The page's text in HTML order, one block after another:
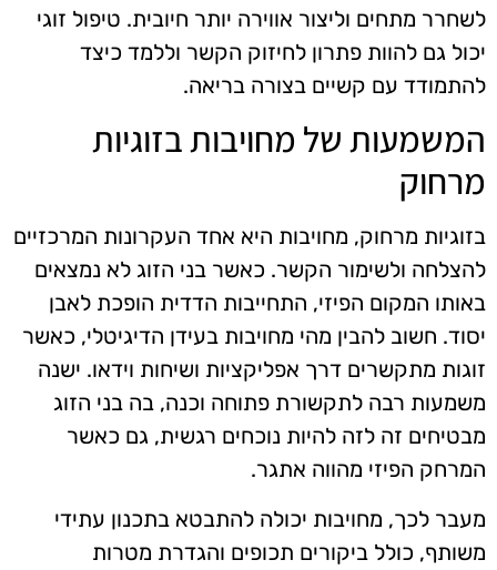
לשחרר מתחים וליצור אווירה יותר חיובית. טיפול זוגי
יכול גם להוות פתרון לחיזוק הקשר וללמד כיצד
להתמודד עם קשיים בצורה בריאה.
המשמעות של מחויבות בזוגיות
מרחוק
בזוגיות מרחוק, מחויבות היא אחד העקרונות המרכזיים
להצלחה ולשימור הקשר. כאשר בני הזוג לא נמצאים
באותו המקום הפיזי, התחייבות הדדית הופכת לאבן
יסוד. חשוב להבין מהי מחויבות בעידן הדיגיטלי, כאשר
זוגות מתקשרים דרך אפליקציות ושיחות וידאו. ישנה
משמעות רבה לתקשורת פתוחה וכנה, בה בני הזוג
מבטיחים זה לזה להיות נוכחים רגשית, גם כאשר
המרחק הפיזי מהווה אתגר.
מעבר לכך, מחויבות יכולה להתבטא בתכנון עתידי
משותף, כולל ביקורים תכופים והגדרת מטרות